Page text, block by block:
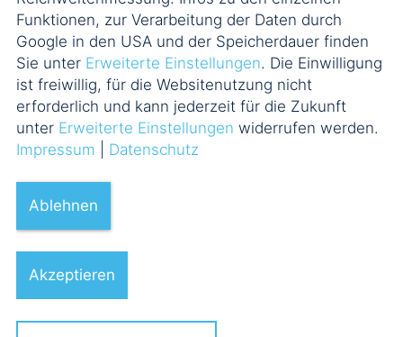
Funktionen, zur Verarbeitung der Daten durch
Google in den USA und der Speicherdauer finden
Sie unter Erweiterte Einstellungen. Die Einwilligung
ist freiwillig, für die Websitenutzung nicht
erforderlich und kann jederzeit für die Zukunft
unter Erweiterte Einstellungen widerrufen werden.
Impressum
Datenschutz
Ablehnen
Akzeptieren